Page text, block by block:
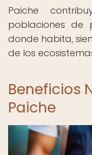
Paiche
poblaciones de
donde habita,
de los
Beneficios
Paiche